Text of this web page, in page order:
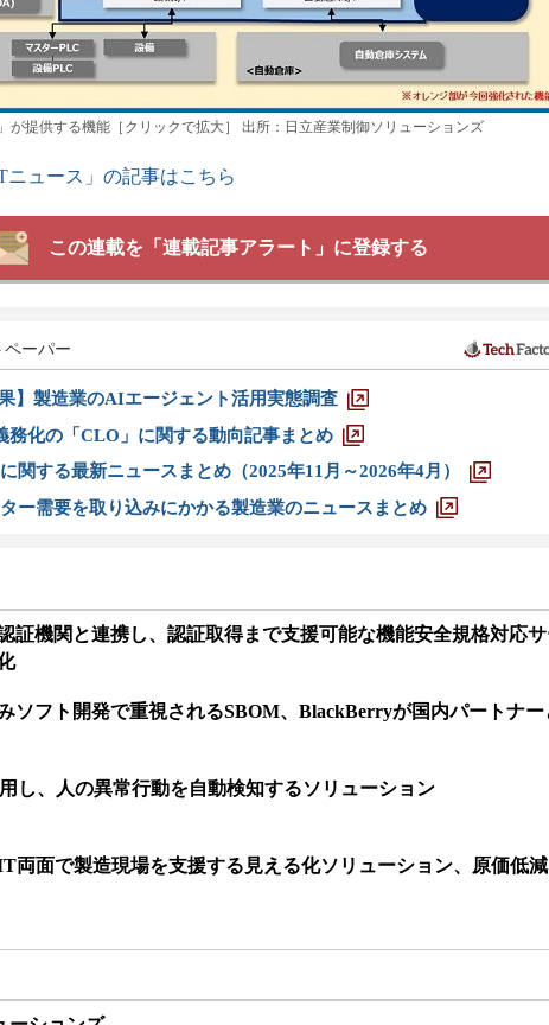
」が提供する機能［クリックで拡大］ 出所：日立産業制御ソリューションズ
ュース」の記事はこちら
この連載を「連載記事アラート」に登録する
ペーパー
果】製造業のAIエージェント活用実態調査
務化の「CLO」に関する動向記事まとめ
関する最新ニュースまとめ（2025年11月～2026年4月）
ー需要を取り込みにかかる製造業のニュースまとめ
証機関と連携し、認証取得まで支援可能な機能安全規格対応
ソフト開発で重視されるSBOM、BlackBerryが国内パートナー
し、人の異常行動を自動検知するソリューション
両面で製造現場を支援する見える化ソリューション、原価低